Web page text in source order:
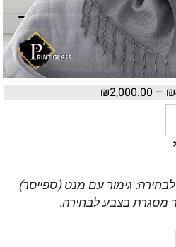
₪
–
₪2,000.00
לבחירה: גימור עם מנט (ספייסר)
מסגרת בצבע לבחירה.